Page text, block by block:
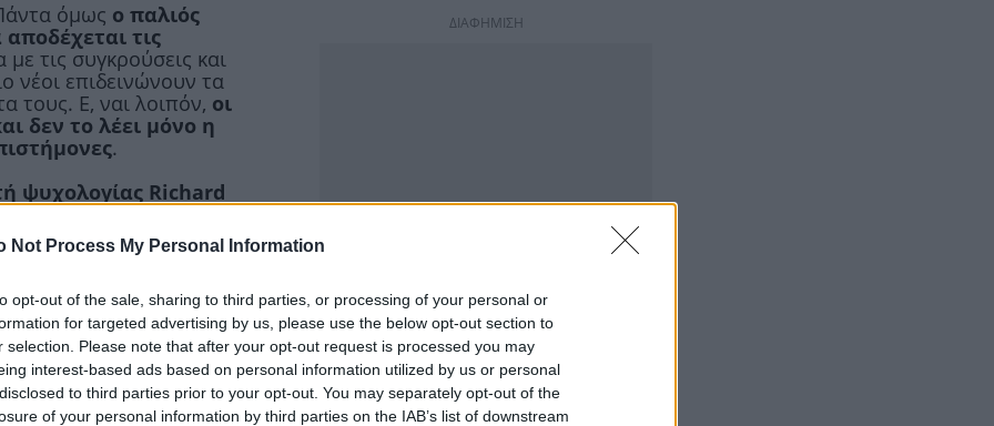
Not Process My Personal Information
opt-out of the sale, sharing to third parties, or processing of your personal or
for targeted advertising by us, please use the below opt-out section to
selection. Please note that after your opt-out request is processed you may
interest-based ads based on personal information utilized by us or personal
to third parties prior to your opt-out. You may separately opt-out of the
of your personal information by third parties on the IAB’s list of downstream
όμως ο παλιός
αποδέχεται τις
με τις συγκρούσεις και
νέοι επιδεινώνουν τα
τους. Ε, ναι λοιπόν, οι
δεν το λέει μόνο η
.
ψυχολογίας Richard
Michiganοι
με τους νέους να
εκείνων που διαφέρουν.
να υπάρχουν
είναι πιο έτοιμοι να
καταλάβουν.
που θα σε κάνει
αυτή την
επίλυση διάφορων
ΔΙΑΦΗΜΙΣΗ